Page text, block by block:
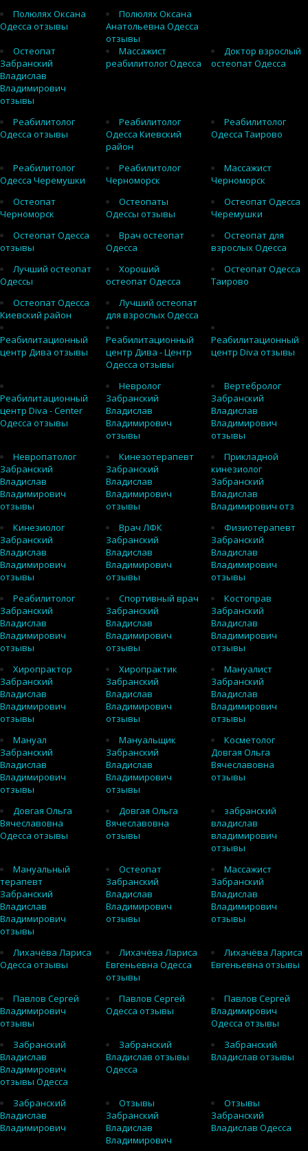
Полюлях Оксана
Одесса отзывы
Полюлях Оксана
Анатольевна Одесса
отзывы
Остеопат
Забранский
Владислав
Владимирович
отзывы
Массажист
реабилитолог Одесса
Доктор взрослый
остеопат Одесса
Реабилитолог
Одесса отзывы
Реабилитолог
Одесса Киевский
район
Реабилитолог
Одесса Таирово
Реабилитолог
Одесса Черемушки
Реабилитолог
Черноморск
Массажист
Черноморск
Остеопат
Черноморск
Остеопаты
Одессы отзывы
Остеопат Одесса
Черемушки
Остеопат Одесса
отзывы
Врач остеопат
Одесса
Остеопат для
взрослых Одесса
Лучший остеопат
Одессы
Хороший
остеопат Одесса
Остеопат Одесса
Таирово
Остеопат Одесса
Киевский район
Лучший остеопат
для взрослых Одесса
Реабилитационный
центр Дива отзывы
Реабилитационный
центр Дива - Центр
Одесса отзывы
Реабилитационный
центр Diva отзывы
Реабилитационный
центр Diva - Center
Одесса отзывы
Невролог
Забранский
Владислав
Владимирович
отзывы
Вертебролог
Забранский
Владислав
Владимирович
отзывы
Невропатолог
Забранский
Владислав
Владимирович
отзывы
Кинезотерапевт
Забранский
Владислав
Владимирович
отзывы
Прикладной
кинезиолог
Забранский
Владислав
Владимирович отз
Кинезиолог
Забранский
Владислав
Владимирович
отзывы
Врач ЛФК
Забранский
Владислав
Владимирович
отзывы
Физиотерапевт
Забранский
Владислав
Владимирович
отзывы
Реабилитолог
Забранский
Владислав
Владимирович
отзывы
Спортивный врач
Забранский
Владислав
Владимирович
отзывы
Костоправ
Забранский
Владислав
Владимирович
отзывы
Хиропрактор
Забранский
Владислав
Владимирович
отзывы
Хиропрактик
Забранский
Владислав
Владимирович
отзывы
Мануалист
Забранский
Владислав
Владимирович
отзывы
Мануал
Забранский
Владислав
Владимирович
отзывы
Мануальщик
Забранский
Владислав
Владимирович
отзывы
Косметолог
Довгая Ольга
Вячеславовна
отзывы
Довгая Ольга
Вячеславовна
Одесса отзывы
Довгая Ольга
Вячеславовна
отзывы
забранский
владислав
владимирович
отзывы
Мануальный
терапевт
Забранский
Владислав
Владимирович
отзывы
Остеопат
Забранский
Владислав
Владимирович
отзывы
Массажист
Забранский
Владислав
Владимирович
отзывы
Лихачёва Лариса
Одесса отзывы
Лихачёва Лариса
Евгеньевна Одесса
отзывы
Лихачёва Лариса
Евгеньевна отзывы
Павлов Сергей
Владимирович
отзывы
Павлов Сергей
Одесса отзывы
Павлов Сергей
Владимирович
Одесса отзывы
Забранский
Владислав
Владимирович
отзывы Одесса
Забранский
Владислав отзывы
Одесса
Забранский
Владислав отзывы
Забранский
Владислав
Владимирович
Отзывы
Забранский
Владислав
Владимирович
Отзывы
Забранский
Владислав Одесса